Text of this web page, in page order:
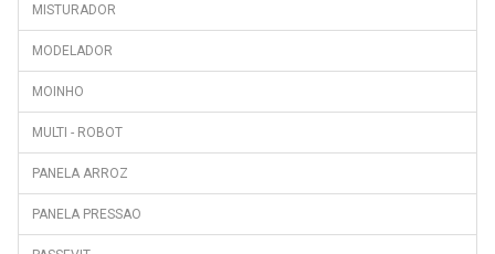
MISTURADOR
MODELADOR
MOINHO
MULTI - ROBOT
PANELA ARROZ
PANELA PRESSAO